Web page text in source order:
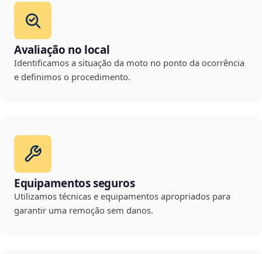
Avaliação no local
Identificamos a situação da moto no ponto da ocorrência
e definimos o procedimento.
Equipamentos seguros
Utilizamos técnicas e equipamentos apropriados para
garantir uma remoção sem danos.